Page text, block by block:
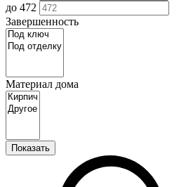
до 472
Завершенность
Материал дома
Показать